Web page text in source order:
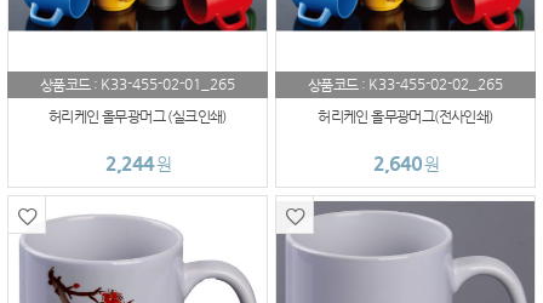
상품코드 : K33-455-02-01_265
허리케인 올무광머그 (실크인쇄)
2,244원
상품코드 : K33-455-02-02_265
허리케인 올무광머그(전사인쇄)
2,640원